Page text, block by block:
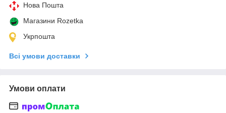
Нова Пошта
Магазини Rozetka
Укрпошта
Всі умови доставки
Умови оплати